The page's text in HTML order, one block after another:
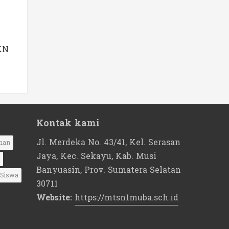
Siswa
Kontak kami
Jl. Merdeka No. 43/41, Kel. Serasan
Jaya, Kec. Sekayu, Kab. Musi
Banyuasin, Prov. Sumatera Selatan
30711
Website: https://mtsn1muba.sch.id